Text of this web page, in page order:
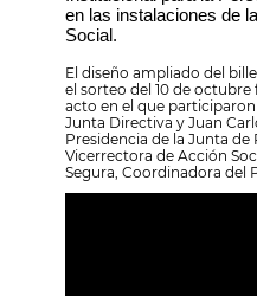
en las instalaciones de
Social.
El diseño ampliado del
el sorteo del 10 de
acto en el que
Junta Directiva y Juan
Presidencia de la Junta
Vicerrectora de Acción
Segura, Coordinadora del